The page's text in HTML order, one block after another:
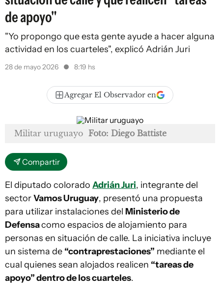
de apoyo"
"Yo propongo que esta gente ayude a hacer alguna
actividad en los cuarteles", explicó Adrián Juri
28 de mayo 2026 8:19 hs
Agregar El Observador en
Militar uruguayo Foto: Diego Battiste
Compartir
El diputado colorado Adrián Juri, integrante del
sectorVamos Uruguay, presentó una propuesta
para utilizar instalaciones del Ministerio de
Defensacomo espacios de alojamiento para
personas en situación de calle. La iniciativa incluye
un sistema de “contraprestaciones” mediante el
cual quienes sean alojados realicen “tareas de
apoyo” dentro de los cuarteles.